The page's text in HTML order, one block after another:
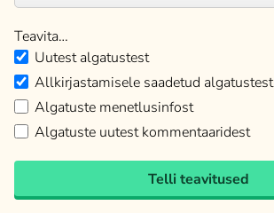
Teavita…
Uutest algatustest
Allkirjastamisele saadetud algatustest
Algatuste menetlusinfost
Algatuste uutest kommentaaridest
Telli teavitused